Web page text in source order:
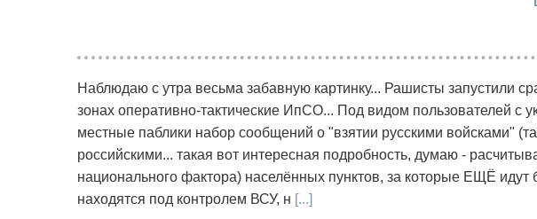
Наблюдаю с утра весьма забавную картинку... Рашисты запустили
зонах оперативно-тактические ИпСО... Под видом пользователей с
местные паблики набор сообщений о "взятии русскими войсками"
российскими... такая вот интересная подробность, думаю -
национального фактора) населённых пунктов, за которые ЕЩЁ идут
находятся под контролем ВСУ, н [...]